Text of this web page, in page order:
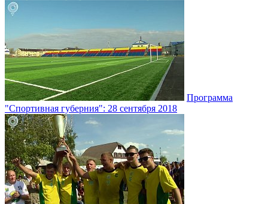
Программа
"Спортивная губерния": 28 сентября 2018